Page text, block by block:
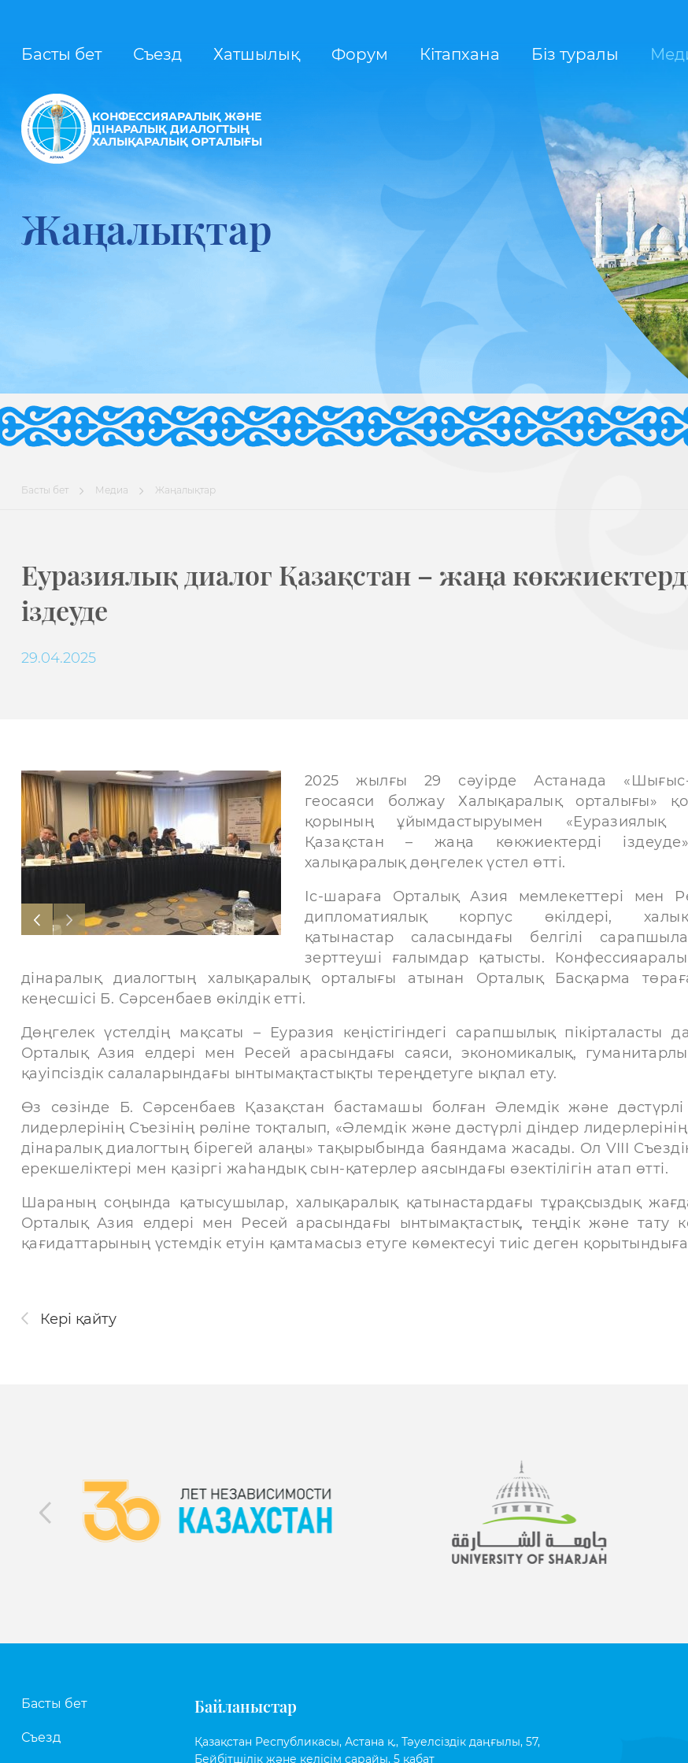
Басты бет Съезд Хатшылық Форум Кітапхана Біз туралы
КОНФЕССИЯАРАЛЫҚ ЖӘНЕ
ДІНАРАЛЫҚ ДИАЛОГТЫҢ
ХАЛЫҚАРАЛЫҚ ОРТАЛЫҒЫ
Жаңалықтар
Басты бет Медиа Жаңалықтар
Еуразиялық диалог Қазақстан – жаңа
іздеуде
29.04.2025
2025 жылғы 29 сәуірде Астанада «Шығыс-
геосаяси болжау Халықаралық орталығы»
қорының ұйымдастыруымен «Еуразиялық
Қазақстан – жаңа көкжиектерді
халықаралық дөңгелек үстел өтті.
Іс-шараға Орталық Азия мемлекеттері мен
дипломатиялық корпус өкілдері,
қатынастар саласындағы белгілі
зерттеуші ғалымдар қатысты.
дінаралық диалогтың халықаралық орталығы атынан Орталық Басқарма
кеңесшісі Б. Сәрсенбаев өкілдік етті.
Дөңгелек үстелдің мақсаты – Еуразия кеңістігіндегі сарапшылық пікірталасты
Орталық Азия елдері мен Ресей арасындағы саяси, экономикалық,
қауіпсіздік салаларындағы ынтымақтастықты тереңдетуге ықпал ету.
Өз сөзінде Б. Сәрсенбаев Қазақстан бастамашы болған Әлемдік және дәстүрлі
лидерлерінің Съезінің рөліне тоқталып, «Әлемдік және дәстүрлі діндер
дінаралық диалогтың бірегей алаңы» тақырыбында баяндама жасады. Ол VIII
ерекшеліктері мен қазіргі жаһандық сын-қатерлер аясындағы өзектілігін атап өтті.
Шараның соңында қатысушылар, халықаралық қатынастардағы тұрақсыздық
Орталық Азия елдері мен Ресей арасындағы ынтымақтастық, теңдік және тату
қағидаттарының үстемдік етуін қамтамасыз етуге көмектесуі тиіс деген қорытындыға
Кері қайту
Басты бет
Съезд
Байланыстар
Қазақстан Республикасы, Астана қ., Тәуелсіздік даңғылы, 57,
Бейбітшілік және келісім сарайы, 5 қабат